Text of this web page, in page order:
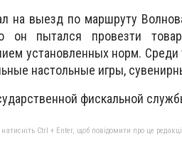
на выезд по маршруту
он пытался провезти
установленных норм.
настольные игры,
фискальной
Ctrl + Enter, щоб повідомити про це